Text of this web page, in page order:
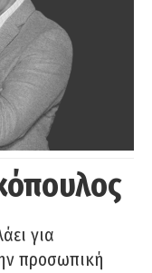
για
προσωπική